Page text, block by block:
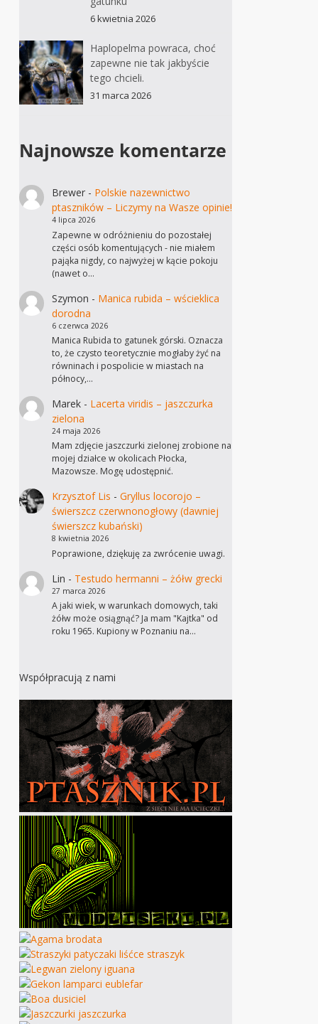
6 kwietnia 2026
Haplopelma powraca, choć
zapewne nie tak jakbyście
tego chcieli.
31 marca 2026
Najnowsze komentarze
Brewer- Polskie nazewnictwo
ptaszników – Liczymy na Wasze opinie!
4 lipca 2026
Zapewne w odróżnieniu do pozostałej
części osób komentujących - nie miałem
pająka nigdy, co najwyżej w kącie pokoju
(nawet o…
Szymon - Manica rubida – wścieklica
dorodna
6 czerwca 2026
Manica Rubida to gatunek górski. Oznacza
to, że czysto teoretycznie mogłaby żyć na
równinach i pospolicie w miastach na
północy,…
Marek- Lacerta viridis – jaszczurka
zielona
24 maja 2026
Mam zdjęcie jaszczurki zielonej zrobione na
mojej działce w okolicach Płocka,
Mazowsze. Mogę udostępnić.
Krzysztof Lis - Gryllus locorojo –
świerszcz czerwnonogłowy (dawniej
świerszcz kubański)
8 kwietnia 2026
Poprawione, dziękuję za zwrócenie uwagi.
Lin - Testudo hermanni – żółw grecki
27 marca 2026
A jaki wiek, w warunkach domowych, taki
żółw może osiągnąć? Ja mam "Kajtka" od
roku 1965. Kupiony w Poznaniu na…
Współpracują z nami